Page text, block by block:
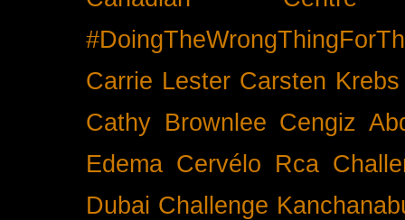
Carrie Lester Carsten Krebs
Cathy Brownlee Cengiz
Edema Cervélo Rca
Dubai Challenge